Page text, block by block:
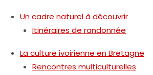
Un cadre naturel à découvrir
Itinéraires de randonnée
La culture ivoirienne en Bretagne
Rencontres multiculturelles